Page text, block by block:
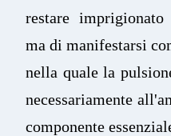
restare
ma di manifestarsi
nella quale la
necessariamente
componente